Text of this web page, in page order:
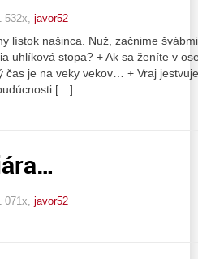
532x, javor52
lístok našinca. Nuž, začnime
uhlíková stopa? + Ak sa ženíte v
čas je na veky vekov… + Vraj
[…]
071x, javor52